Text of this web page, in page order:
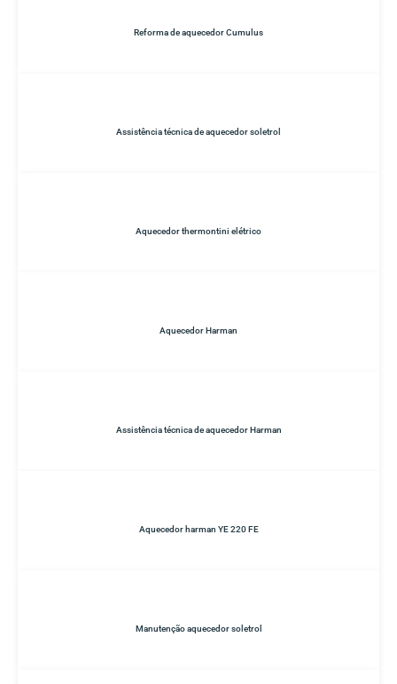
Reforma de aquecedor Cumulus
Assistência técnica de aquecedor soletrol
Aquecedor thermontini elétrico
Aquecedor Harman
Assistência técnica de aquecedor Harman
Aquecedor harman YE 220 FE
Manutenção aquecedor soletrol